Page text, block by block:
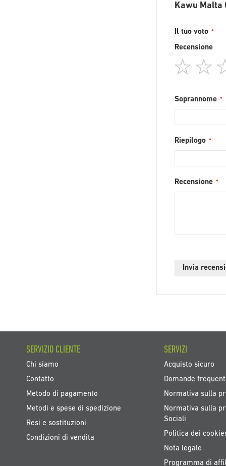
Kawu Malta
Il tuo voto
Recensione
1
star
2
Soprannome
Riepilogo
Recensione
Invia
SERVIZIO CLIENTE
Chi siamo
Contatto
Metodo di pagamento
Metodi e spese di spedizione
Resi e sostituzioni
Condizioni di vendita
SERVIZI
Acquisto sicuro
Domande
Normativa sulla
Normativa sulla
Sociali
Politica dei
Nota legale
Programma di